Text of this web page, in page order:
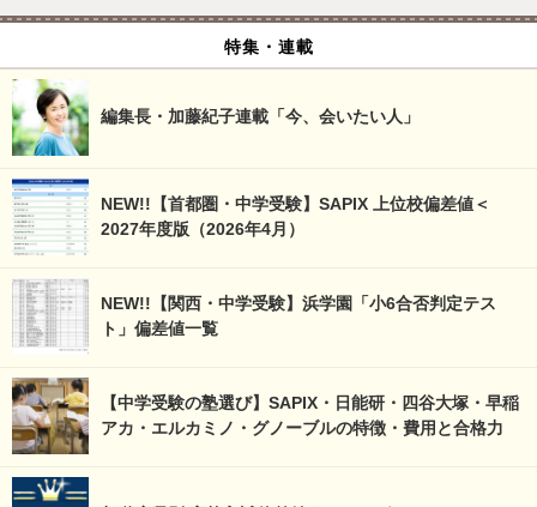
特集・連載
編集長・加藤紀子連載「今、会いたい人」
NEW!!【首都圏・中学受験】SAPIX 上位校偏差値＜
2027年度版（2026年4月）
NEW!!【関西・中学受験】浜学園「小6合否判定テス
ト」偏差値一覧
【中学受験の塾選び】SAPIX・日能研・四谷大塚・早稲
アカ・エルカミノ・グノーブルの特徴・費用と合格力